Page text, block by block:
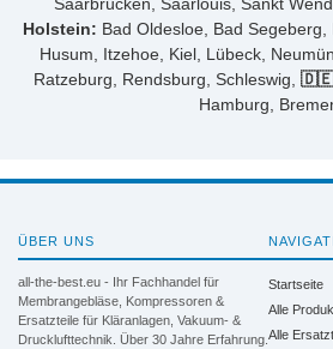
Holstein: Bad Oldesloe, Bad Segeberg,
Husum, Itzehoe, Kiel, Lübeck,
Ratzeburg, Rendsburg, Schleswig, 🇩🇪
Hamburg,
ÜBER UNS
all-the-best.eu - Ihr Fachhandel für
Membrangebläse, Kompressoren &
Ersatzteile für Kläranlagen, Vakuum- &
Drucklufttechnik. Über 30 Jahre Erfahrung.
Startseite
Alle
Alle